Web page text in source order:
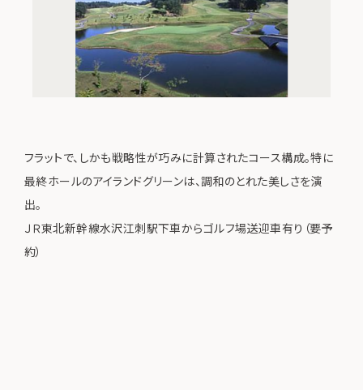
フラットで、しかも戦略性が巧みに計算されたコース構成。特に
最終ホールのアイランドグリーンは、調和のとれた美しさを演
出。
ＪＲ東北新幹線水沢江刺駅下車からゴルフ場送迎車有り（要予
約）